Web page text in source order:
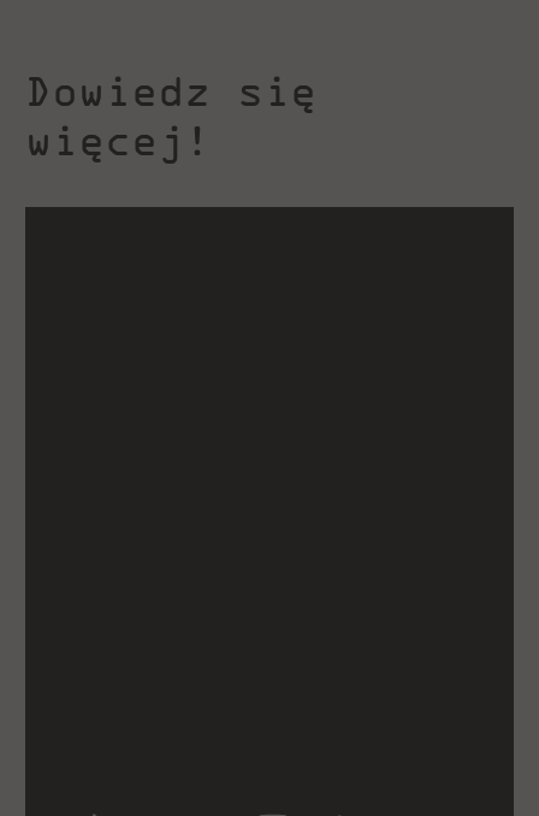
Dowiedz się
więcej!